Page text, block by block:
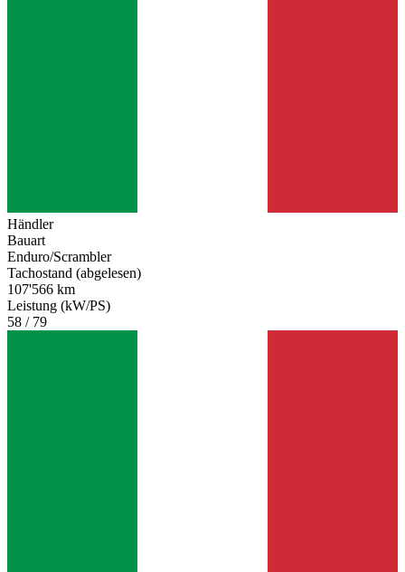
Händler
Bauart
Enduro/Scrambler
Tachostand (abgelesen)
107'566 km
Leistung (kW/PS)
58 / 79